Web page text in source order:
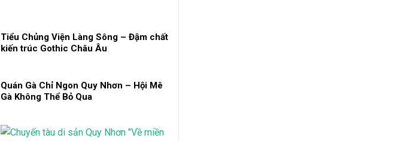
Tiểu Chủng Viện Làng Sông – Đậm chất
kiến trúc Gothic Châu Âu
Quán Gà Chỉ Ngon Quy Nhơn – Hội Mê
Gà Không Thể Bỏ Qua